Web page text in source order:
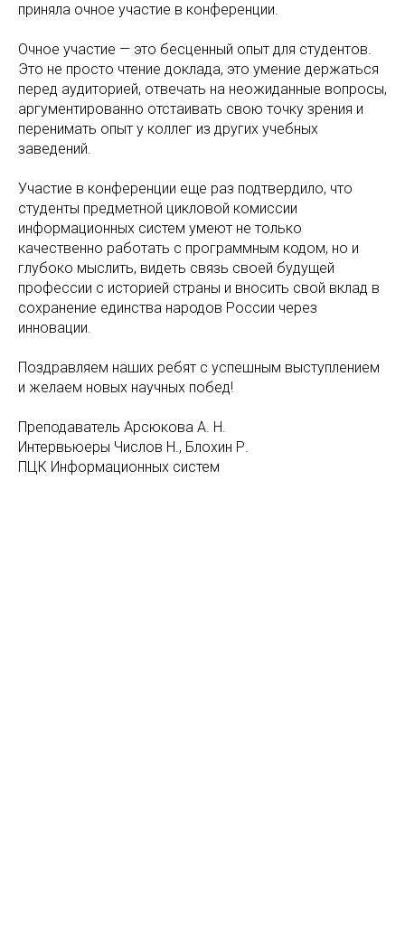
приняла очное участие в конференции.
Очное участие — это бесценный опыт для студентов.
Это не просто чтение доклада, это умение держаться
перед аудиторией, отвечать на неожиданные вопросы,
аргументированно отстаивать свою точку зрения и
перенимать опыт у коллег из других учебных
заведений.
Участие в конференции еще раз подтвердило, что
студенты предметной цикловой комиссии
информационных систем умеют не только
качественно работать с программным кодом, но и
глубоко мыслить, видеть связь своей будущей
профессии с историей страны и вносить свой вклад в
сохранение единства народов России через
инновации.
Поздравляем наших ребят с успешным выступлением
и желаем новых научных побед!
Преподаватель Арсюкова А. Н.
Интервьюеры Числов Н., Блохин Р.
ПЦК Информационных систем